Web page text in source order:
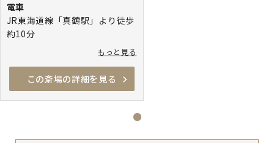
電車
JR東海道線「真鶴駅」より徒歩
約10分
JR東海道線「真鶴駅」よりタク
もっと見る
この斎場の詳細を見る